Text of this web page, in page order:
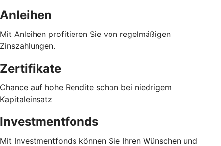
Anleihen
Mit Anleihen profitieren Sie von regelmäßigen
Zinszahlungen.
Zertifikate
Chance auf hohe Rendite schon bei niedrigem
Kapitaleinsatz
Investmentfonds
Mit Investmentfonds können Sie Ihren Wünschen und